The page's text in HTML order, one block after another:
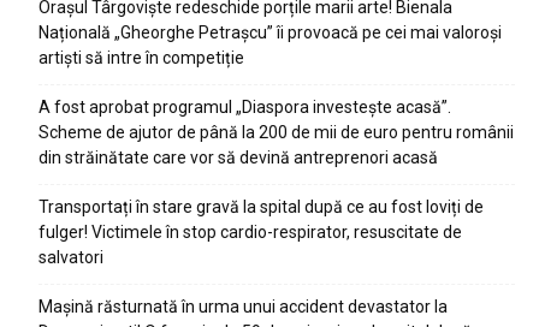
Orașul Târgoviște redeschide porțile marii arte! Bienala
Națională „Gheorghe Petrașcu” îi provoacă pe cei mai valoroși
artiști să intre în competiție
A fost aprobat programul „Diaspora investește acasă”.
Scheme de ajutor de până la 200 de mii de euro pentru românii
din străinătate care vor să devină antreprenori acasă
Transportați în stare gravă la spital după ce au fost loviți de
fulger! Victimele în stop cardio-respirator, resuscitate de
salvatori
Mașină răsturnată în urma unui accident devastator la